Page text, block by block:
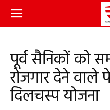
पूर्व सैनिकों को
रोजगार देने वाले
दिलचस्प योजना